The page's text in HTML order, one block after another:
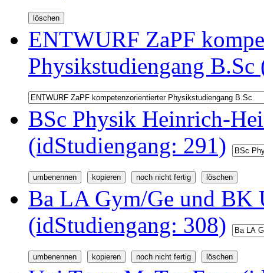
ENTWURF ZaPF
Physikstudiengang
BSc Physik Heinrich-
(idStudiengang: 291)
Ba LA Gym/Ge und BK
(idStudiengang: 308)